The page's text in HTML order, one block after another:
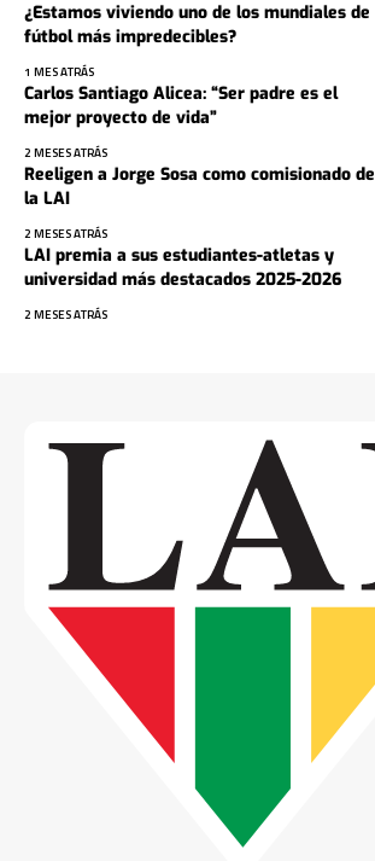
¿Estamos viviendo uno de los mundiales de
fútbol más impredecibles?
1 MES ATRÁS
Carlos Santiago Alicea: “Ser padre es el
mejor proyecto de vida”
2 MESES ATRÁS
Reeligen a Jorge Sosa como comisionado de
la LAI
2 MESES ATRÁS
LAI premia a sus estudiantes-atletas y
universidad más destacados 2025-2026
2 MESES ATRÁS